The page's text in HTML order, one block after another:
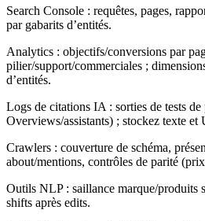
Search Console : requêtes, pages,
par gabarits d’entités.
Analytics : objectifs/conversions par
pilier/support/commerciales ;
d’entités.
Logs de citations IA : sorties de tests
Overviews/assistants) ; stockez texte et
Crawlers : couverture de schéma,
about/mentions, contrôles de parité
Outils NLP : saillance marque/produits
shifts après edits.